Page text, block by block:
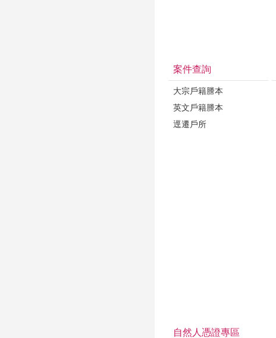
案件查詢
大宗戶籍謄本
英文戶籍謄本
逕遷戶所
自然人憑證專區